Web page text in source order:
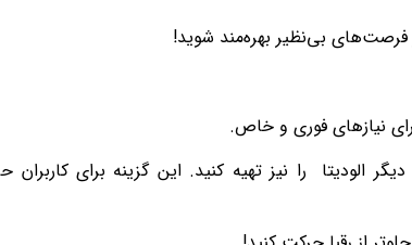
فرصت‌های بی‌نظیر بهره‌مند شوید!
نیازهای فوری و خاص.
را نیز تهیه کنید. این گزینه برای کاربران